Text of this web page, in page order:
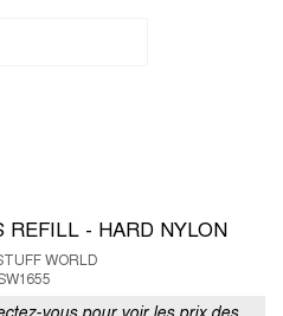
REFILL - HARD NYLON
WORLD